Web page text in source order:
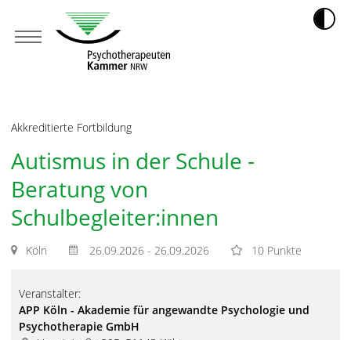
Akkreditierte Fortbildung
Autismus in der Schule -
Beratung von
Schulbegleiter:innen
Köln 26.09.2026 - 26.09.2026 10 Punkte
Veranstalter:
APP Köln - Akademie für angewandte Psychologie und
Psychotherapie GmbH